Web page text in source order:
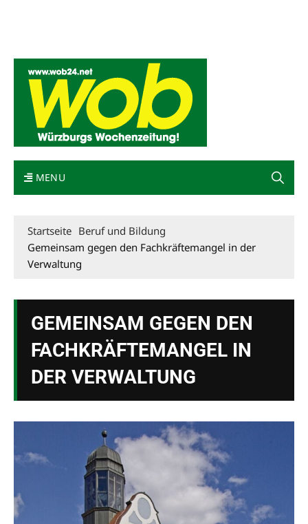
MENU
Startseite Beruf und Bildung
Gemeinsam gegen den Fachkräftemangel in der
Verwaltung
GEMEINSAM GEGEN DEN
FACHKRÄFTEMANGEL IN
DER VERWALTUNG